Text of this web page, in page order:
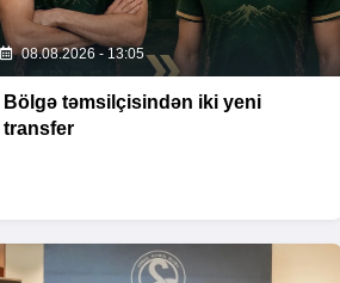
08.08.2026 - 13:05
Bölgə təmsilçisindən iki yeni
transfer